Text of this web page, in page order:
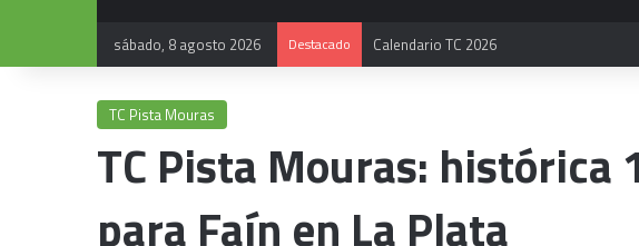
sábado, 8 agosto 2026 Destacado Calendario TC 2026
TC Pista Mouras
TC Pista Mouras: histórica
para Faín en La Plata